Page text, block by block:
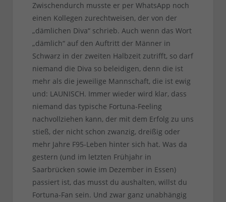
Zwischendurch musste er per WhatsApp noch
einen Kollegen zurechtweisen, der von der
„dämlichen Diva“ schrieb. Auch wenn das Wort
„dämlich“ auf den Auftritt der Männer in
Schwarz in der zweiten Halbzeit zutrifft, so darf
niemand die Diva so beleidigen, denn die ist
mehr als die jeweilige Mannschaft, die ist ewig
und: LAUNISCH. Immer wieder wird klar, dass
niemand das typische Fortuna-Feeling
nachvollziehen kann, der mit dem Erfolg zu uns
stieß, der nicht schon zwanzig, dreißig oder
mehr Jahre F95-Leben hinter sich hat. Was da
gestern (und im letzten Frühjahr in
Saarbrücken sowie im Dezember in Essen)
passiert ist, das musst du aushalten, willst du
Fortuna-Fan sein. Und zwar ganz unabhängig